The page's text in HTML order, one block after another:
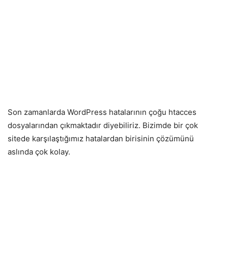
Son zamanlarda WordPress hatalarının çoğu htacces
dosyalarından çıkmaktadır diyebiliriz. Bizimde bir çok
sitede karşılaştığımız hatalardan birisinin çözümünü
aslında çok kolay.